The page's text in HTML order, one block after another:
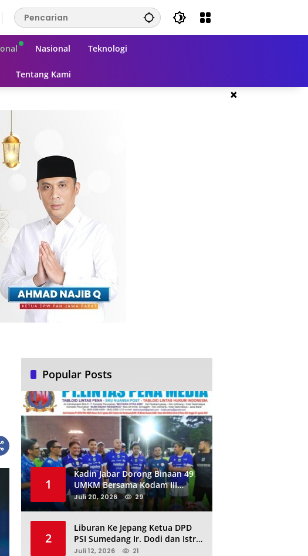
Nasional Teknologi
Tentang Kami
×
Popular Posts
1
Kadin Jabar Dorong Binaan 49
UMKM Bersama Kodam III
Siliwangi Sambil Nobar Final
Piala Dunia, Akan Ada Investor
Juli 20, 2026 29
2
Liburan Ke Jepang Ketua DPD
PSI Sumedang Ir. Dodi dan Istri
Kibarkan Bendera PSI “Jangan
Juli 12, 2026 21